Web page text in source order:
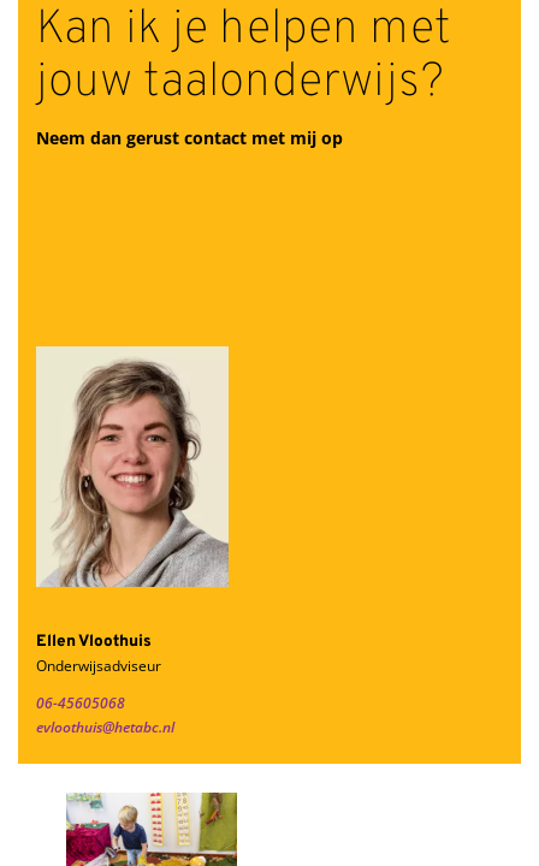
Kan ik je helpen met
jouw taalonderwijs?
Neem dan gerust contact met mij op
Ellen Vloothuis
Onderwijsadviseur
06-45605068
evloothuis@hetabc.nl